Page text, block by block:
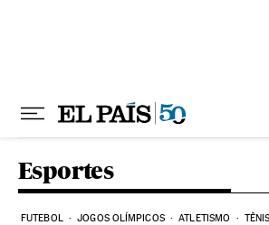
Esportes
FUTEBOL JOGOS OLÍMPICOS ATLETISMO TÊNIS